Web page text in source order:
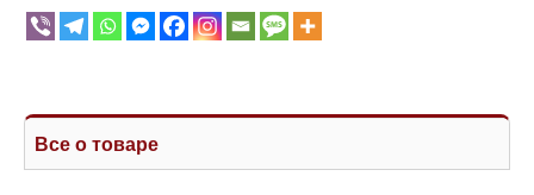
Все о товаре